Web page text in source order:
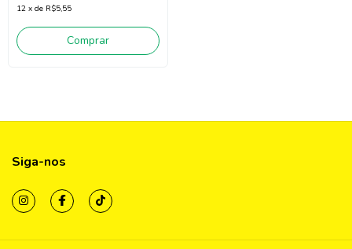
12 x de R$5,55
Comprar
Siga-nos